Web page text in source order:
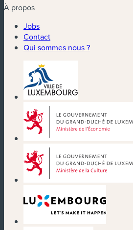
À propos
Jobs
Contact
Qui sommes nous ?